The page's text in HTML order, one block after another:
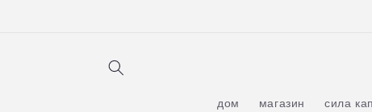
дом магазин сила